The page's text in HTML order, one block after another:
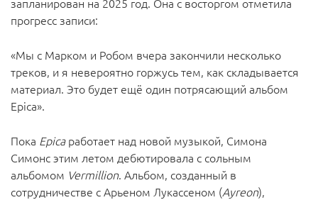
прогресс записи:
«Мы с Марком и Робом вчера закончили несколько
треков, и я невероятно горжусь тем, как складывается
материал. Это будет ещё один потрясающий альбом
Epica».
Пока Epicaработает над новой музыкой, Симона
Симонс этим летом дебютировала с сольным
альбомом Vermillion. Альбом, созданный в
сотрудничестве с Арьеном Лукассеном (Ayreon),